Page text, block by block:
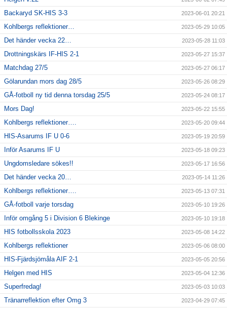
Backaryd SK-HIS 3-3 2023-06-01 20:21
Kohlbergs reflektioner… 2023-05-29 10:05
Det händer vecka 22… 2023-05-28 11:03
Drottningskärs IF-HIS 2-1 2023-05-27 15:37
Matchdag 27/5 2023-05-27 06:17
Gölarundan mors dag 28/5 2023-05-26 08:29
GÅ-fotboll ny tid denna torsdag 25/5 2023-05-24 08:17
Mors Dag! 2023-05-22 15:55
Kohlbergs reflektioner…. 2023-05-20 09:44
HIS-Asarums IF U 0-6 2023-05-19 20:59
Inför Asarums IF U 2023-05-18 09:23
Ungdomsledare sökes!! 2023-05-17 16:56
Det händer vecka 20… 2023-05-14 11:26
Kohlbergs reflektioner…. 2023-05-13 07:31
GÅ-fotboll varje torsdag 2023-05-10 19:26
Inför omgång 5 i Division 6 Blekinge 2023-05-10 19:18
HIS fotbollsskola 2023 2023-05-08 14:22
Kohlbergs reflektioner 2023-05-06 08:00
HIS-Fjärdsjömåla AIF 2-1 2023-05-05 20:56
Helgen med HIS 2023-05-04 12:36
Superfredag! 2023-05-03 10:03
Tränarreflektion efter Omg 3 2023-04-29 07:45